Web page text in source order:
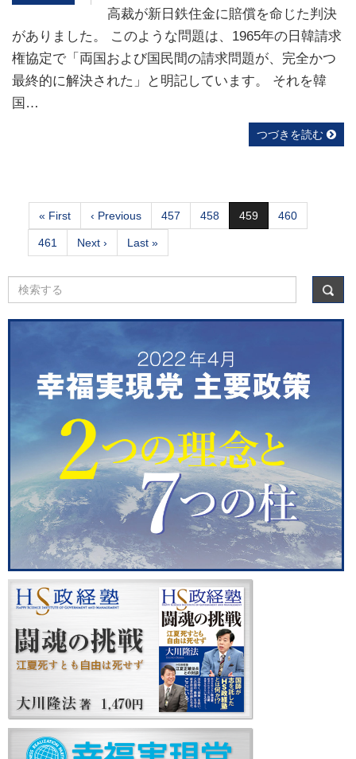
高裁が新日鉄住金に賠償を命じた判決
がありました。 このような問題は、1965年の日韓請求
権協定で「両国および国民間の請求問題が、完全かつ
最終的に解決された」と明記しています。 それを韓
国…
つづきを読む
« First ‹ Previous 457 458 459 460
461 Next › Last »